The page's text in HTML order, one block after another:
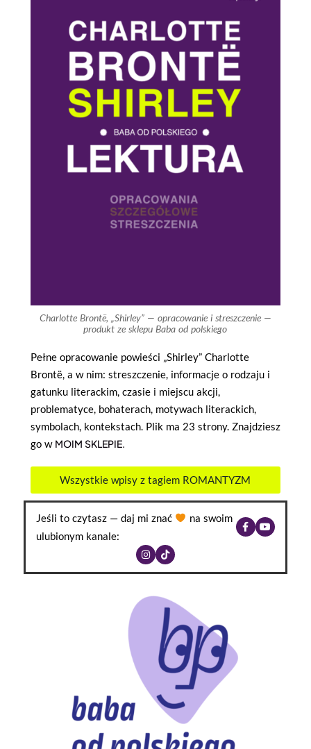
Charlotte Brontë, „Shirley” — opracowanie i streszczenie —
produkt ze sklepu Baba od polskiego
Pełne opracowanie powieści „Shirley” Charlotte
Brontë, a w nim: streszczenie, informacje o rodzaju i
gatunku literackim, czasie i miejscu akcji,
problematyce, bohaterach, motywach literackich,
symbolach, kontekstach. Plik ma 23 strony. Znajdziesz
go w MOIM SKLEPIE.
Wszystkie wpisy z tagiem ROMANTYZM
Jeśli to czytasz — daj mi znać
na swoim
ulubionym kanale: